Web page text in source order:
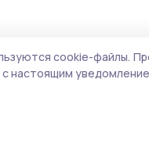
Над
cookie-файлы.
настоящим